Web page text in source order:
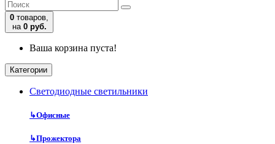
0 товаров,
на 0 руб.
Ваша корзина пуста!
Категории
Cветодиодные светильники
↳Офисные
↳Прожектора